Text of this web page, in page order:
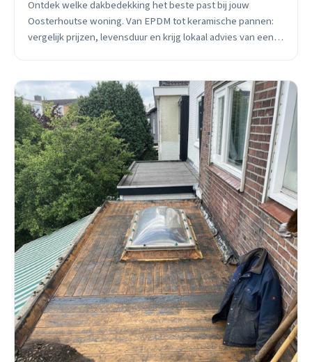
Ontdek welke dakbedekking het beste past bij jouw
Oosterhoutse woning. Van EPDM tot keramische pannen:
vergelijk prijzen, levensduur en krijg lokaal advies van een